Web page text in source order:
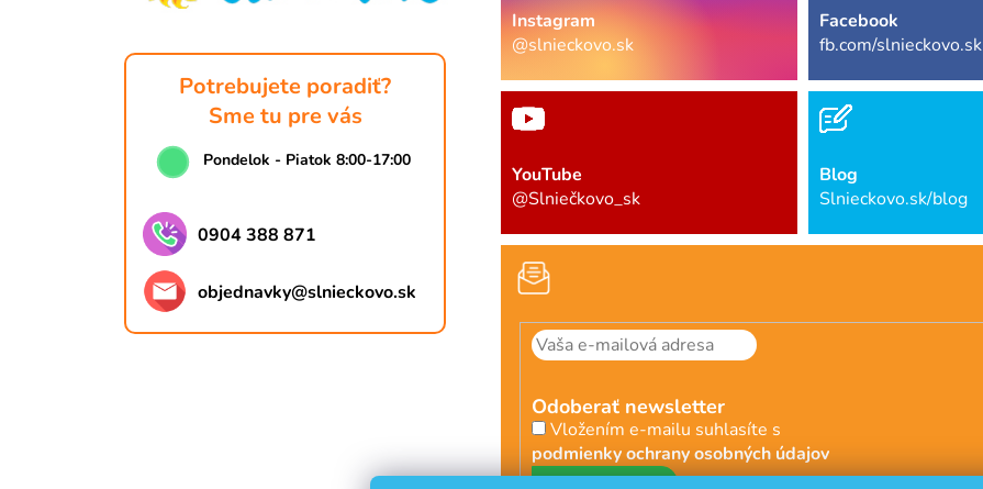
Potrebujete poradiť?
Sme tu pre vás
Pondelok - Piatok 8:00-17:00
0904 388 871
objednavky@slnieckovo.sk
Instagram
@slnieckovo.sk
Facebook
fb.com/slnieckovo.sk
YouTube
@Slniečkovo_sk
Blog
Slnieckovo.sk/blog
Odoberať newsletter
Vložením e-mailu suhlasíte s
podmienky ochrany osobných údajov